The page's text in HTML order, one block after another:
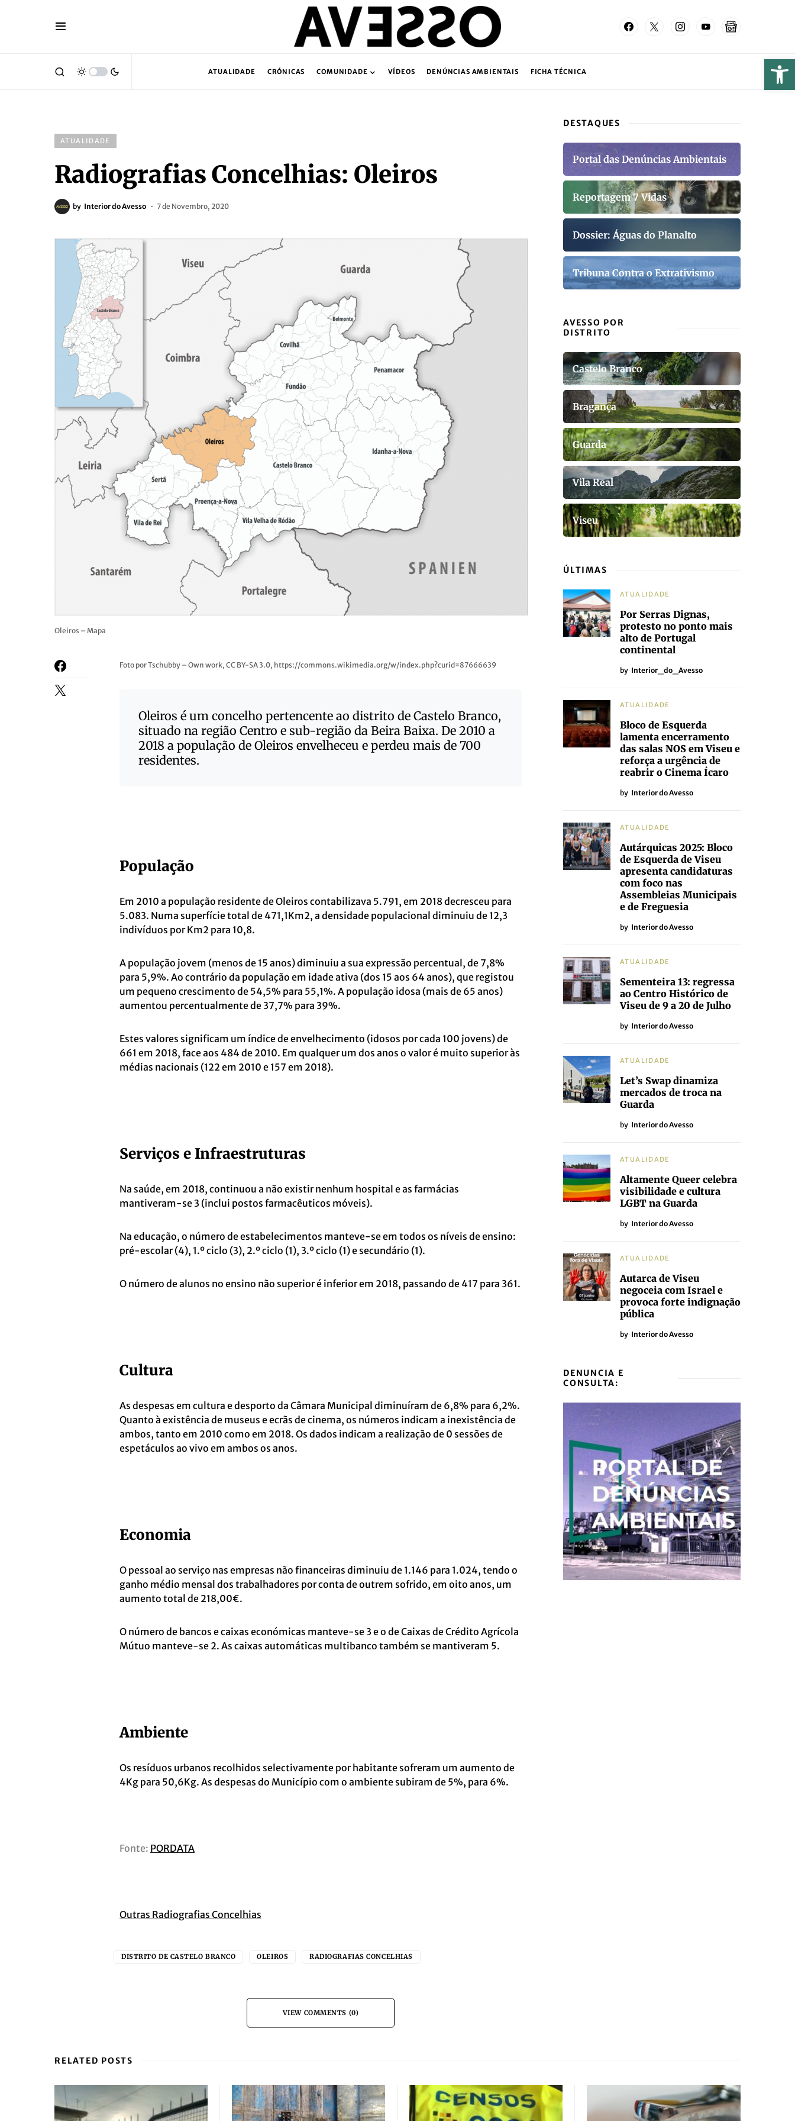
ATUALIDADE CRÓNICAS COMUNIDADE VÍDEOS DENÚNCIAS AMBIENTAIS FICHA TÉCNICA
ATUALIDADE
Radiografias Concelhias: Oleiros
by Interior do Avesso 7 de Novembro, 2020
Oleiros – Mapa
Foto por Tschubby – Own work, CC BY-SA 3.0, https://commons.wikimedia.org/w/index.php?curid=87666639
Oleiros é um concelho pertencente ao distrito de Castelo Branco,
situado na região Centro e sub-região da Beira Baixa. De 2010 a
2018 a população de Oleiros envelheceu e perdeu mais de 700
residentes.
População
Em 2010 a população residente de Oleiros contabilizava 5.791, em 2018 decresceu para
5.083. Numa superfície total de 471,1Km2, a densidade populacional diminuiu de 12,3
indivíduos por Km2 para 10,8.
A população jovem (menos de 15 anos) diminuiu a sua expressão percentual, de 7,8%
para 5,9%. Ao contrário da população em idade ativa (dos 15 aos 64 anos), que registou
um pequeno crescimento de 54,5% para 55,1%. A população idosa (mais de 65 anos)
aumentou percentualmente de 37,7% para 39%.
Estes valores significam um índice de envelhecimento (idosos por cada 100 jovens) de
661 em 2018, face aos 484 de 2010. Em qualquer um dos anos o valor é muito superior às
médias nacionais (122 em 2010 e 157 em 2018).
Serviços e Infraestruturas
Na saúde, em 2018, continuou a não existir nenhum hospital e as farmácias
mantiveram-se 3 (inclui postos farmacêuticos móveis).
Na educação, o número de estabelecimentos manteve-se em todos os níveis de ensino:
pré-escolar (4), 1.º ciclo (3), 2.º ciclo (1), 3.º ciclo (1) e secundário (1).
O número de alunos no ensino não superior é inferior em 2018, passando de 417 para 361.
Cultura
As despesas em cultura e desporto da Câmara Municipal diminuíram de 6,8% para 6,2%.
Quanto à existência de museus e ecrãs de cinema, os números indicam a inexistência de
ambos, tanto em 2010 como em 2018. Os dados indicam a realização de 0 sessões de
espetáculos ao vivo em ambos os anos.
Economia
O pessoal ao serviço nas empresas não financeiras diminuiu de 1.146 para 1.024, tendo o
ganho médio mensal dos trabalhadores por conta de outrem sofrido, em oito anos, um
aumento total de 218,00€.
O número de bancos e caixas económicas manteve-se 3 e o de Caixas de Crédito Agrícola
Mútuo manteve-se 2. As caixas automáticas multibanco também se mantiveram 5.
Ambiente
Os resíduos urbanos recolhidos selectivamente por habitante sofreram um aumento de
4Kg para 50,6Kg. As despesas do Município com o ambiente subiram de 5%, para 6%.
Fonte: PORDATA
Outras Radiografias Concelhias
DISTRITO DE CASTELO BRANCO OLEIROS RADIOGRAFIAS CONCELHIAS
VIEW COMMENTS (0)
DESTAQUES
Portal das Denúncias Ambientais
Reportagem 7 Vidas
Dossier: Águas do Planalto
Tribuna Contra o Extrativismo
AVESSO POR
DISTRITO
Castelo Branco
Bragança
Guarda
Vila Real
Viseu
ÚLTIMAS
ATUALIDADE
Por Serras Dignas,
protesto no ponto mais
alto de Portugal
continental
by Interior_do_Avesso
ATUALIDADE
Bloco de Esquerda
lamenta encerramento
das salas NOS em Viseu e
reforça a urgência de
reabrir o Cinema Ícaro
by Interior do Avesso
ATUALIDADE
Autárquicas 2025: Bloco
de Esquerda de Viseu
apresenta candidaturas
com foco nas
Assembleias Municipais
e de Freguesia
by Interior do Avesso
ATUALIDADE
Sementeira 13: regressa
ao Centro Histórico de
Viseu de 9 a 20 de Julho
by Interior do Avesso
ATUALIDADE
Let’s Swap dinamiza
mercados de troca na
Guarda
by Interior do Avesso
ATUALIDADE
Altamente Queer celebra
visibilidade e cultura
LGBT na Guarda
by Interior do Avesso
ATUALIDADE
Autarca de Viseu
negoceia com Israel e
provoca forte indignação
pública
by Interior do Avesso
DENUNCIA E
CONSULTA:
RELATED POSTS